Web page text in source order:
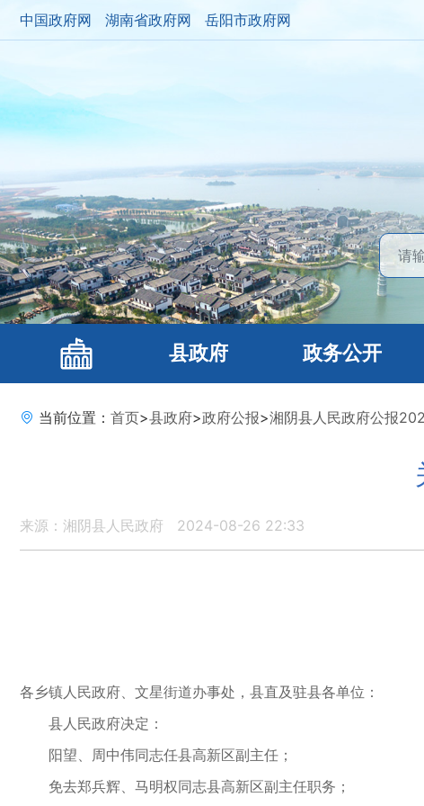
中国政府网 湖南省政府网 岳阳市政府网
县政府 政务公开
当前位置： 首页>县政府>政府公报>湘阴县人民政府公报
来源：湘阴县人民政府 2024-08-26 22:33
各乡镇人民政府、文星街道办事处，县直及驻县各单位：
县人民政府决定：
阳望、周中伟同志任县高新区副主任；
免去郑兵辉、马明权同志县高新区副主任职务；